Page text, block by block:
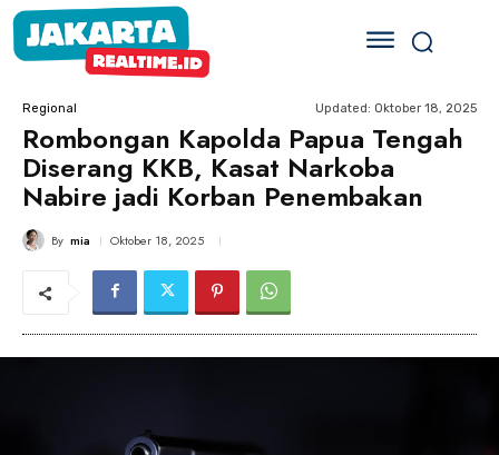
Regional Updated: Oktober 18, 2025
Rombongan Kapolda Papua Tengah
Diserang KKB, Kasat Narkoba
Nabire jadi Korban Penembakan
By mia Oktober 18, 2025